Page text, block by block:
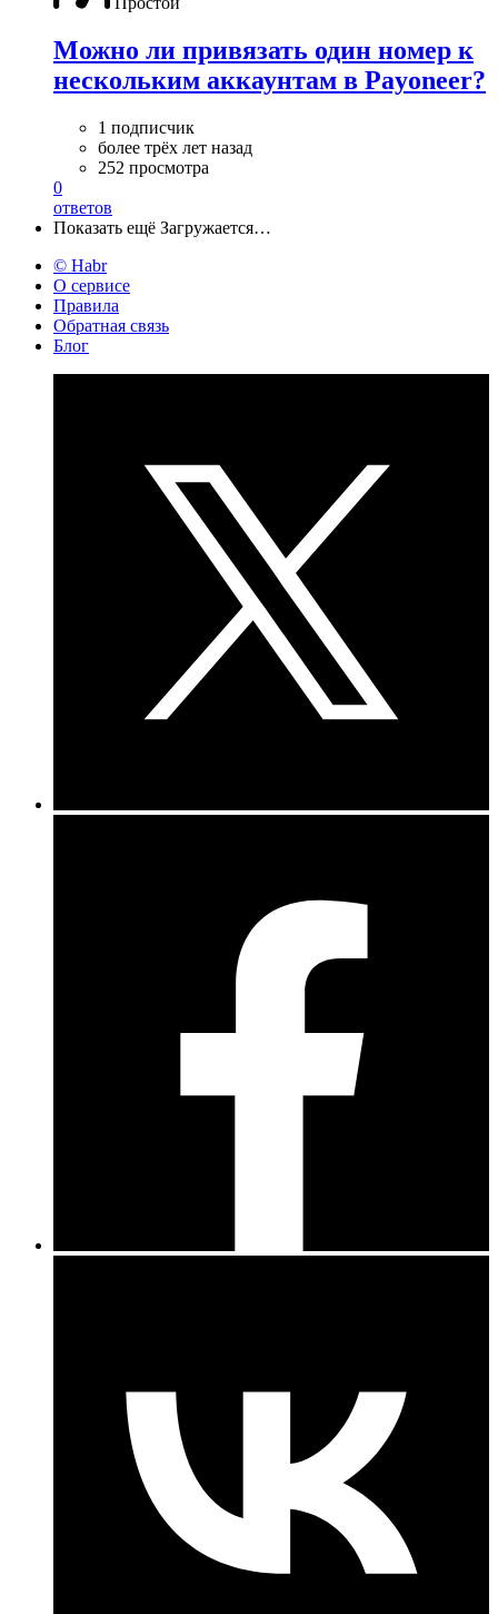
Можно ли привязать один номер к
нескольким аккаунтам в Payoneer?
1 подписчик
более трёх лет назад
252 просмотра
0
ответов
Показать ещё Загружается…
© Habr
О сервисе
Правила
Обратная связь
Блог